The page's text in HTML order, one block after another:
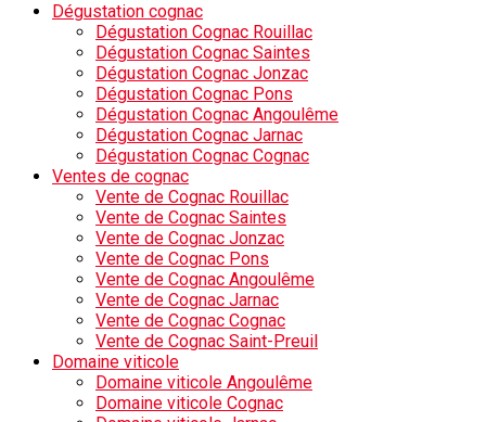
Dégustation cognac
Dégustation Cognac Rouillac
Dégustation Cognac Saintes
Dégustation Cognac Jonzac
Dégustation Cognac Pons
Dégustation Cognac Angoulême
Dégustation Cognac Jarnac
Dégustation Cognac Cognac
Ventes de cognac
Vente de Cognac Rouillac
Vente de Cognac Saintes
Vente de Cognac Jonzac
Vente de Cognac Pons
Vente de Cognac Angoulême
Vente de Cognac Jarnac
Vente de Cognac Cognac
Vente de Cognac Saint-Preuil
Domaine viticole
Domaine viticole Angoulême
Domaine viticole Cognac